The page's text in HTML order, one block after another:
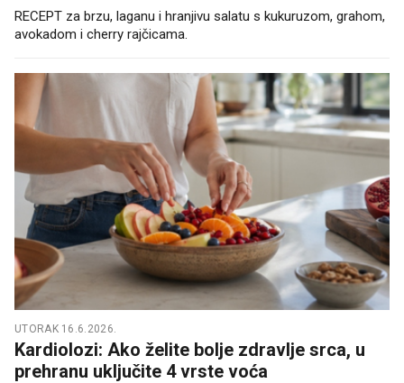
RECEPT za brzu, laganu i hranjivu salatu s kukuruzom, grahom,
avokadom i cherry rajčicama.
UTORAK 16.6.2026.
Kardiolozi: Ako želite bolje zdravlje srca, u
prehranu uključite 4 vrste voća